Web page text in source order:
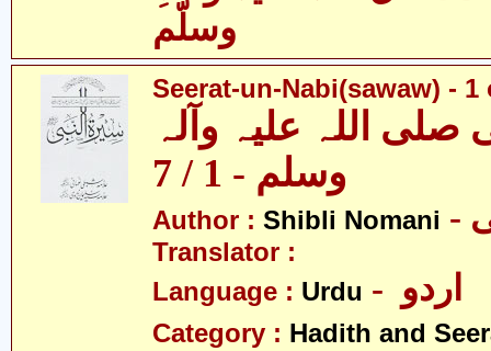
وسلّم
Seerat-un-Nabi(sawaw) - 1
صلی اللہ علیہ وآلہ
وسلم - 1 / 7
Author : Shibli Nomani
Translator :
Language : Urdu
Category : Hadith and